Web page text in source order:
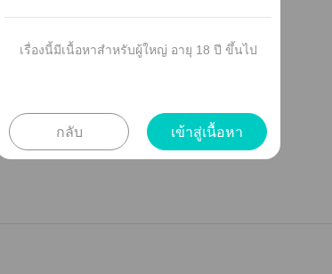
เรื่องนี้มีเนื้อหาสำหรับผู้ใหญ่ อายุ 18 ปี ขึ้นไป
กลับ เข้าสู่เนื้อหา